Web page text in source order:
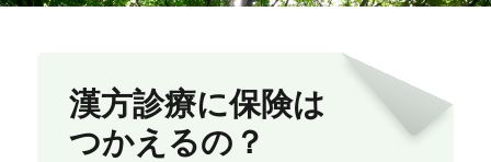
漢方診療に保険は
つかえるの？